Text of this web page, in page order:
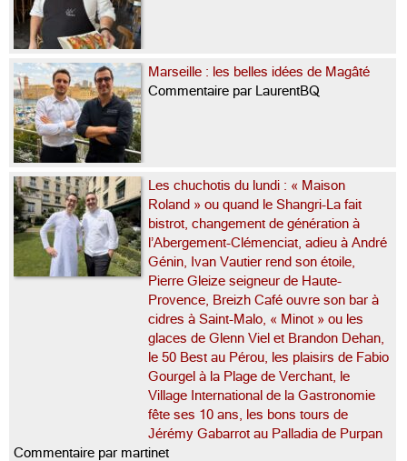
Marseille : les belles idées de Magâté
Commentaire par LaurentBQ
Les chuchotis du lundi : « Maison
Roland » ou quand le Shangri-La fait
bistrot, changement de génération à
l’Abergement-Clémenciat, adieu à André
Génin, Ivan Vautier rend son étoile,
Pierre Gleize seigneur de Haute-
Provence, Breizh Café ouvre son bar à
cidres à Saint-Malo, « Minot » ou les
glaces de Glenn Viel et Brandon Dehan,
le 50 Best au Pérou, les plaisirs de Fabio
Gourgel à la Plage de Verchant, le
Village International de la Gastronomie
fête ses 10 ans, les bons tours de
Jérémy Gabarrot au Palladia de Purpan
Commentaire par martinet